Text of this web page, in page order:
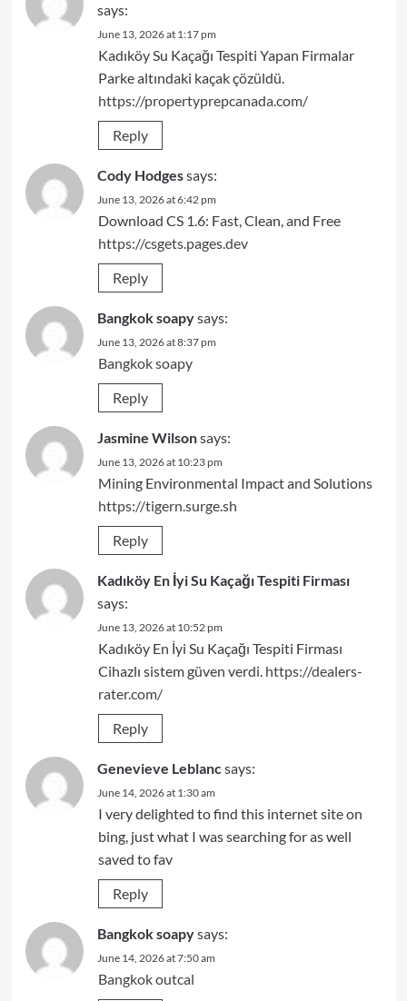
says:
June 13, 2026 at 1:17 pm
Kadıköy Su Kaçağı Tespiti Yapan Firmalar
Parke altındaki kaçak çözüldü.
https://propertyprepcanada.com/
Reply
Cody Hodgessays:
June 13, 2026 at 6:42 pm
Download CS 1.6: Fast, Clean, and Free
https://csgets.pages.dev
Reply
Bangkok soapysays:
June 13, 2026 at 8:37 pm
Bangkok soapy
Reply
Jasmine Wilsonsays:
June 13, 2026 at 10:23 pm
Mining Environmental Impact and Solutions
https://tigern.surge.sh
Reply
Kadıköy En İyi Su Kaçağı Tespiti Firması
says:
June 13, 2026 at 10:52 pm
Kadıköy En İyi Su Kaçağı Tespiti Firması
Cihazlı sistem güven verdi. https://dealers-
rater.com/
Reply
Genevieve Leblancsays:
June 14, 2026 at 1:30 am
I very delighted to find this internet site on
bing, just what I was searching for as well
saved to fav
Reply
Bangkok soapysays:
June 14, 2026 at 7:50 am
Bangkok outcal